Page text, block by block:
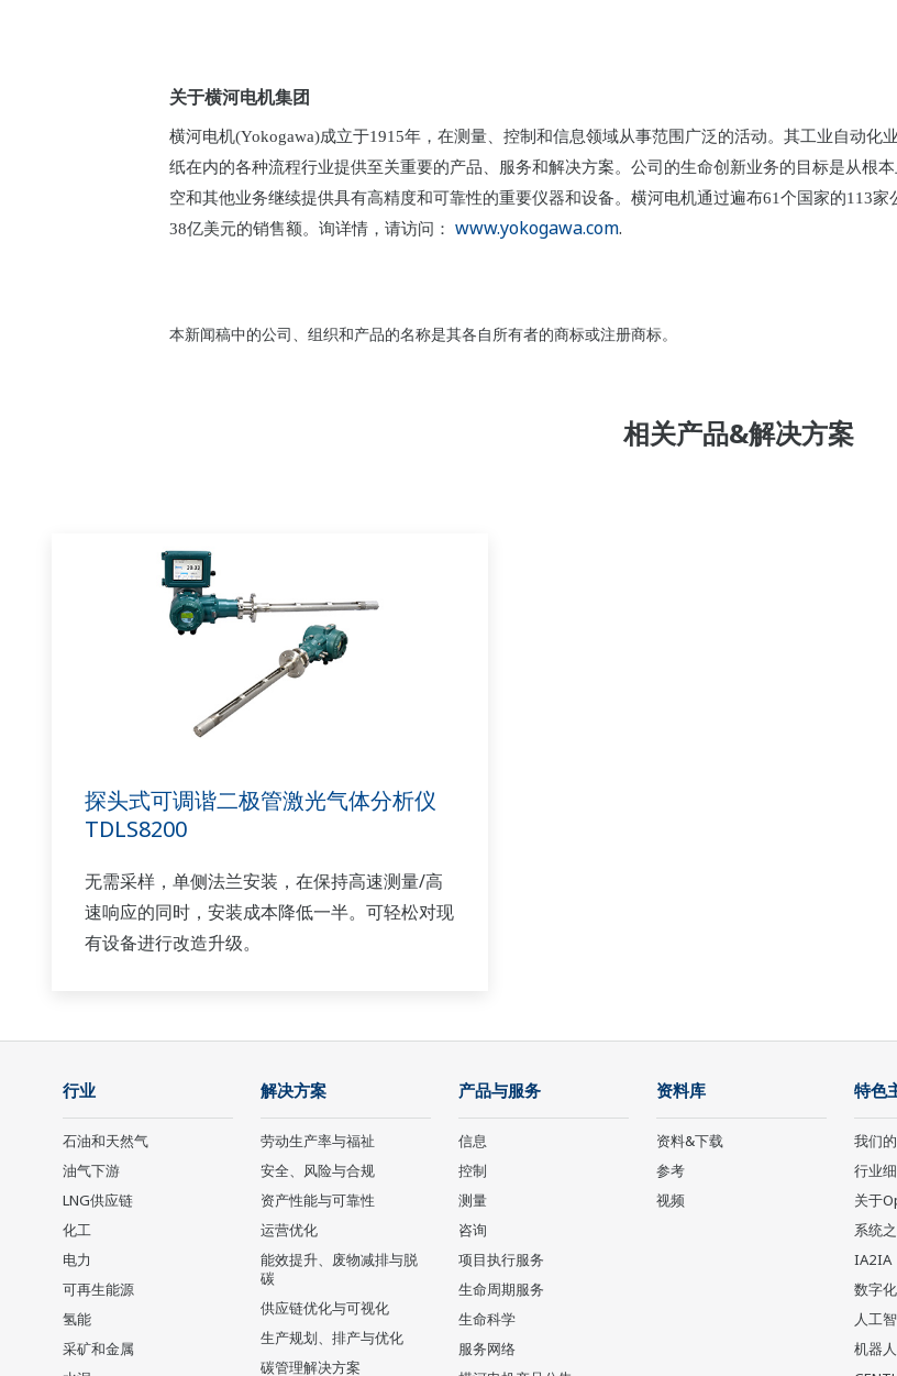
关于横河电机集团
横河电机(Yokogawa)成立于1915年，在测量、控制和信息领域从事范围广泛的活动。其工业自动化
纸在内的各种流程行业提供至关重要的产品、服务和解决方案。公司的生命创新业务的目标是从根
空和其他业务继续提供具有高精度和可靠性的重要仪器和设备。横河电机通过遍布61个国家的113
38亿美元的销售额。询详情，请访问：
www.yokogawa.com.
本新闻稿中的公司、组织和产品的名称是其各自所有者的商标或注册商标。
相关产品&解决方案
探头式可调谐二极管激光气体分析仪
TDLS8200
无需采样，单侧法兰安装，在保持高速测量/高
速响应的同时，安装成本降低一半。可轻松对现
有设备进行改造升级。
行业
石油和天然气
油气下游
LNG供应链
化工
电力
可再生能源
氢能
采矿和金属
解决方案
劳动生产率与福祉
安全、风险与合规
资产性能与可靠性
运营优化
能效提升、废物减排与脱
碳
供应链优化与可视化
生产规划、排产与优化
碳管理解决方案
产品与服务
信息
控制
测量
咨询
项目执行服务
生命周期服务
生命科学
服务网络
资料库
资料&下载
参考
视频
特色
我们
行业
关于
系统
IA2IA
数字
人工
机器